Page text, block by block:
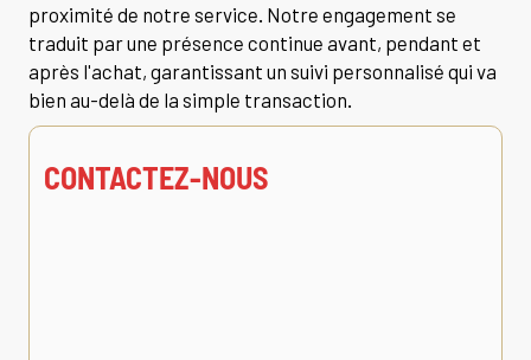
proximité de notre service. Notre engagement se
traduit par une présence continue avant, pendant et
après l'achat, garantissant un suivi personnalisé qui va
bien au-delà de la simple transaction.
CONTACTEZ-NOUS